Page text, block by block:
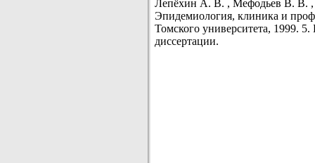
Лепёхин А. В. , Мефодьев В. В.
Эпидемиология, клиника и
Томского университета, 1999.
диссертации.